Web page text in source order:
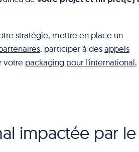
stratégie, mettre en place un
, participer à desappels
votre packaging pour l’international,
impactée par le